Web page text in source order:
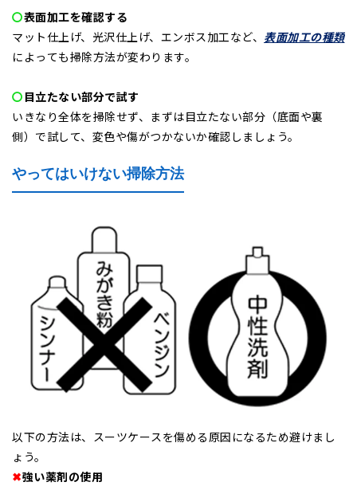
〇表面加工を確認する
マット仕上げ、光沢仕上げ、エンボス加工など、 表面加工の種類
によっても掃除方法が変わります。
〇目立たない部分で試す
いきなり全体を掃除せず、まずは目立たない部分（底面や裏
側）で試して、変色や傷がつかないか確認しましょう。
やってはいけない掃除方法
以下の方法は、スーツケースを傷める原因になるため避けまし
ょう。
✖強い薬剤の使用